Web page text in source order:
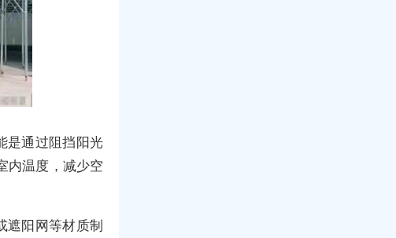
是通过阻挡阳光
内温度，减少空
遮阳网等材质制